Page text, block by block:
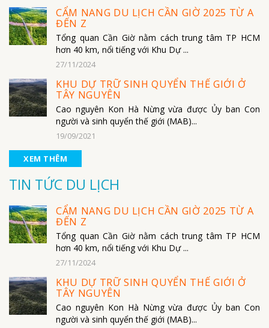
CẨM NANG DU LỊCH CẦN GIỜ 2025 TỪ A
ĐẾN Z
Tổng quan Cần Giờ nằm cách trung tâm TP HCM
hơn 40 km, nổi tiếng với Khu Dự ...
27/11/2024
KHU DỰ TRỮ SINH QUYỂN THẾ GIỚI Ở
TÂY NGUYÊN
Cao nguyên Kon Hà Nừng vừa được Ủy ban Con
người và sinh quyển thế giới (MAB)...
19/09/2021
XEM THÊM
TIN TỨC DU LỊCH
CẨM NANG DU LỊCH CẦN GIỜ 2025 TỪ A
ĐẾN Z
Tổng quan Cần Giờ nằm cách trung tâm TP HCM
hơn 40 km, nổi tiếng với Khu Dự ...
27/11/2024
KHU DỰ TRỮ SINH QUYỂN THẾ GIỚI Ở
TÂY NGUYÊN
Cao nguyên Kon Hà Nừng vừa được Ủy ban Con
người và sinh quyển thế giới (MAB)...